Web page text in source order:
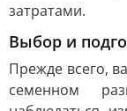
затратами.
Выбор и
Прежде всего,
семенном